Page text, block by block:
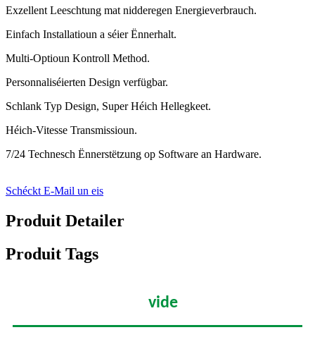
Exzellent Leeschtung mat nidderegen Energieverbrauch.
Einfach Installatioun a séier Ënnerhalt.
Multi-Optioun Kontroll Method.
Personnaliséierten Design verfügbar.
Schlank Typ Design, Super Héich Hellegkeet.
Héich-Vitesse Transmissioun.
7/24 Technesch Ënnerstëtzung op Software an Hardware.
Schéckt E-Mail un eis
Produit Detailer
Produit Tags
vide